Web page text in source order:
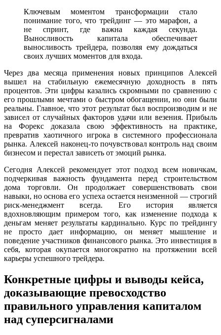
Ключевым моментом трансформации стало
понимание того, что трейдинг — это марафон, а
не спринт, где важна каждая секунда.
Выносливость капитала обеспечивает
выносливость трейдера, позволяя ему дождаться
своих лучших моментов для входа.
Через два месяца применения новых принципов Алексей
вышел на стабильную ежемесячную доходность в пять
процентов. Эти цифры казались скромными по сравнению с
его прошлыми мечтами о быстром обогащении, но они были
реальны. Главное, что этот результат был воспроизводим и не
зависел от случайных факторов удачи или везения. Прибыль
на Форекс доказала свою эффективность на практике,
превратив хаотичного игрока в системного профессионала
рынка. Алексей наконец-то почувствовал контроль над своим
бизнесом и перестал зависеть от эмоций рынка.
Сегодня Алексей рекомендует этот подход всем новичкам,
подчеркивая важность фундамента перед строительством
дома торговли. Он продолжает совершенствовать свои
навыки, но основа его успеха остается неизменной — строгий
риск-менеджмент всегда. Его история является
вдохновляющим примером того, как изменение подхода к
деньгам меняет результаты кардинально. Курс по трейдингу
не просто дает информацию, он меняет мышление и
поведение участников финансового рынка. Это инвестиция в
себя, которая окупается многократно на протяжении всей
карьеры успешного трейдера.
Конкретные цифры и выводы кейса,
доказывающие превосходство
правильного управления капиталом
над суперсигналами